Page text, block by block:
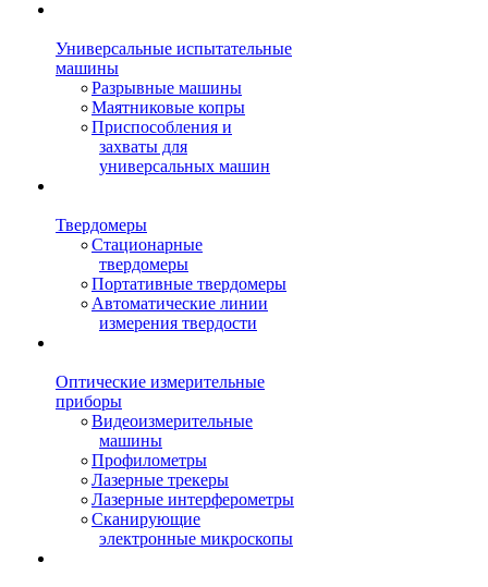
Универсальные испытательные
машины
Разрывные машины
Маятниковые копры
Приспособления и
захваты для
универсальных машин
Твердомеры
Стационарные
твердомеры
Портативные твердомеры
Автоматические линии
измерения твердости
Оптические измерительные
приборы
Видеоизмерительные
машины
Профилометры
Лазерные трекеры
Лазерные интерферометры
Сканирующие
электронные микроскопы